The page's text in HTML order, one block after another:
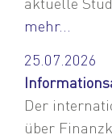
mehr...
25.07.2026
Der
über